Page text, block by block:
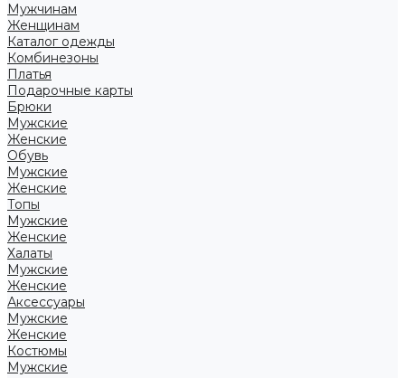
Мужчинам
Женщинам
Каталог одежды
Комбинезоны
Платья
Подарочные карты
Брюки
Мужские
Женские
Обувь
Мужские
Женские
Топы
Мужские
Женские
Халаты
Мужские
Женские
Аксессуары
Мужские
Женские
Костюмы
Мужские